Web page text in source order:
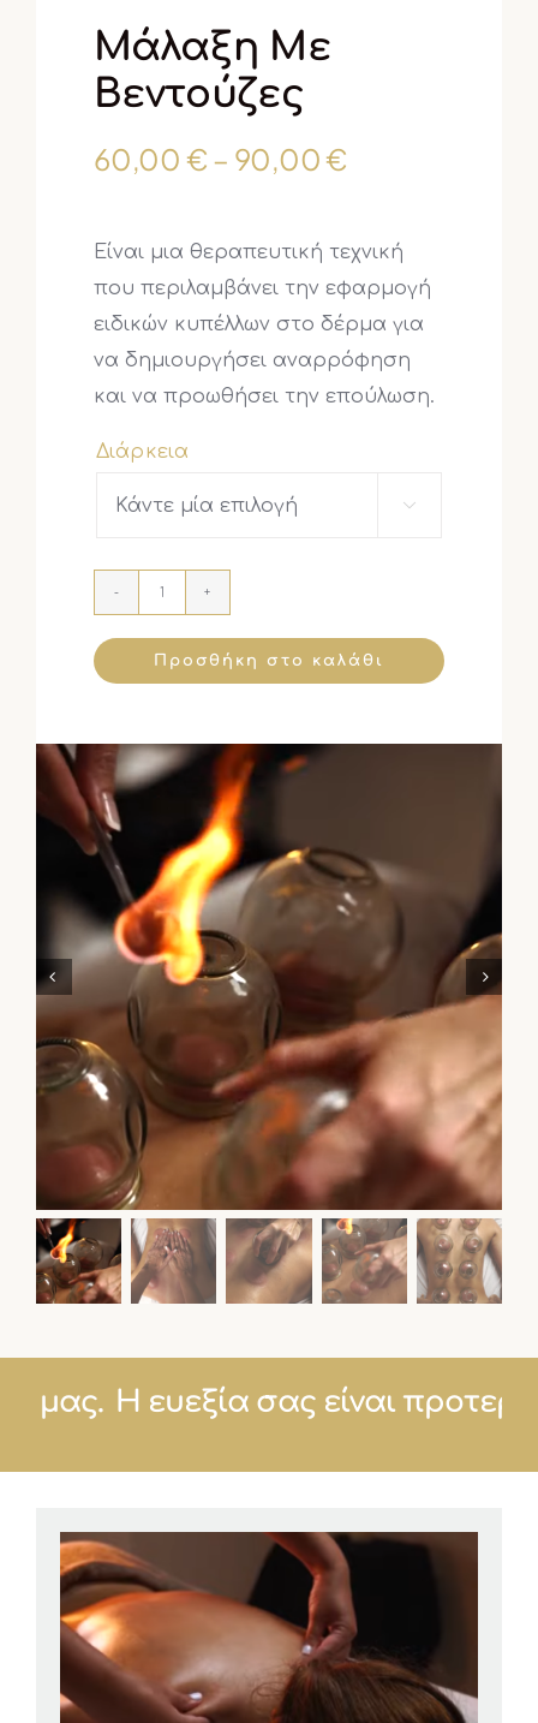
Μάλαξη Με
Βεντούζες
60,00 € – 90,00€
through
90,00 €
Είναι μια θεραπευτική τεχνική
που περιλαμβάνει την εφαρμογή
ειδικών κυπέλλων στο δέρμα για
να δημιουργήσει αναρρόφηση
και να προωθήσει την επούλωση.
Διάρκεια

Προσθήκη στο καλάθι
Η ευεξία σας είναι
μας.